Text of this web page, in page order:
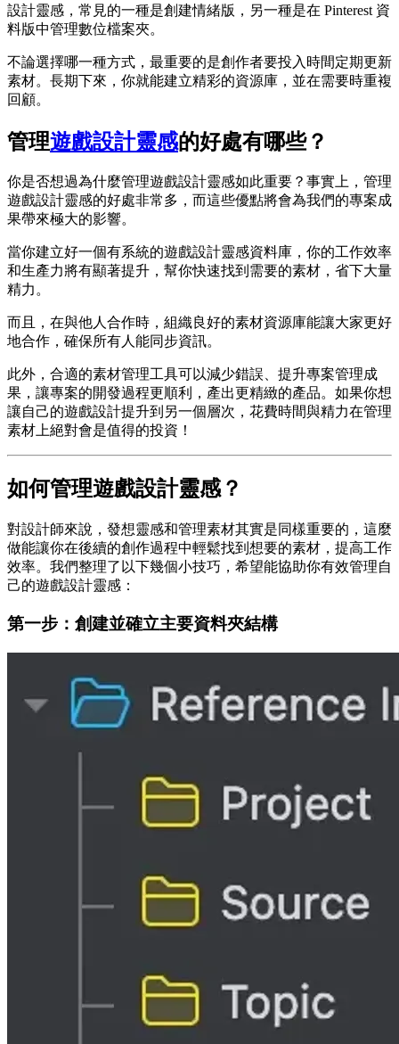
設計靈感，常見的一種是創建情緒版，另一種是在 Pinterest 資
料版中管理數位檔案夾。
不論選擇哪一種方式，最重要的是創作者要投入時間定期更新
素材。長期下來，你就能建立精彩的資源庫，並在需要時重複
回顧。
管理遊戲設計靈感的好處有哪些？
你是否想過為什麼管理遊戲設計靈感如此重要？事實上，管理
遊戲設計靈感的好處非常多，而這些優點將會為我們的專案成
果帶來極大的影響。
當你建立好一個有系統的遊戲設計靈感資料庫，你的工作效率
和生產力將有顯著提升，幫你快速找到需要的素材，省下大量
精力。
而且，在與他人合作時，組織良好的素材資源庫能讓大家更好
地合作，確保所有人能同步資訊。
此外，合適的素材管理工具可以減少錯誤、提升專案管理成
果，讓專案的開發過程更順利，產出更精緻的產品。如果你想
讓自己的遊戲設計提升到另一個層次，花費時間與精力在管理
素材上絕對會是值得的投資！
如何管理遊戲設計靈感？
對設計師來說，發想靈感和管理素材其實是同樣重要的，這麼
做能讓你在後續的創作過程中輕鬆找到想要的素材，提高工作
效率。我們整理了以下幾個小技巧，希望能協助你有效管理自
己的遊戲設計靈感：
第一步：創建並確立主要資料夾結構